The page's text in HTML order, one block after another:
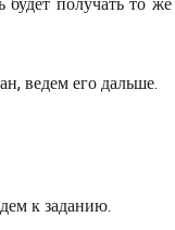
ведем его дальше.
к заданию.